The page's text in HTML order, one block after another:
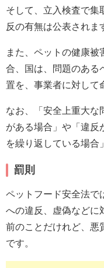
そして、立入検査で集
反の有無は公表されま
また、ペットの健康
合、国は、問題のある
置を、事業者に対して
なお、「安全上重大な
がある場合」や「違反
を繰り返している場合
罰則
ペットフード安全法で
への違反、虚偽などに
前のことだけれど、悪
です。